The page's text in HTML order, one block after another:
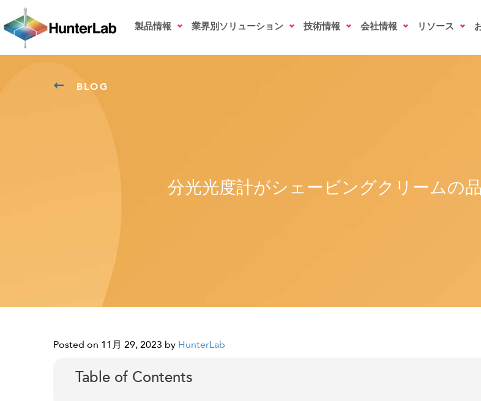
製品情報 業界別ソリューション 技術情報 会社情報 リソース
BLOG
分光光度計がシェービングクリームの
Posted on 11月 29, 2023 by HunterLab
Table of Contents